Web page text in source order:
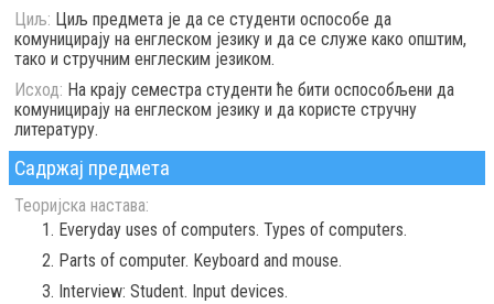
Циљ: Циљ предмета је да се студенти оспособе да
комуницирају на енглеском језику и да се служе како општим,
тако и стручним енглеским језиком.
Исход: На крају семестра студенти ће бити оспособљени да
комуницирају на енглеском језику и да користе стручну
литературу.
Садржај предмета
Теоријска настава:
Everyday uses of computers. Types of computers.
Parts of computer. Keyboard and mouse.
Interview: Student. Input devices.